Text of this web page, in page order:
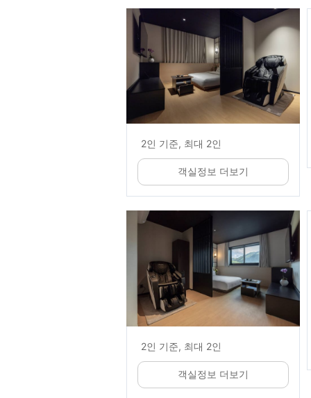
2인 기준, 최대 2인
객실정보 더보기
2인 기준, 최대 2인
객실정보 더보기